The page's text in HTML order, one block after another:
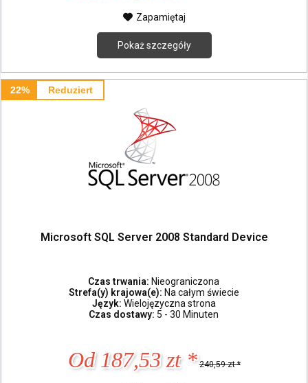
Zapamiętaj
Pokaż szczegóły
22% Reduziert
Microsoft SQL Server 2008 Standard Device
Czas trwania: Nieograniczona
Strefa(y) krajowa(e): Na całym świecie
Język: Wielojęzyczna strona
Czas dostawy: 5 - 30 Minuten
Od 187,53 zt * 240,59 zt *